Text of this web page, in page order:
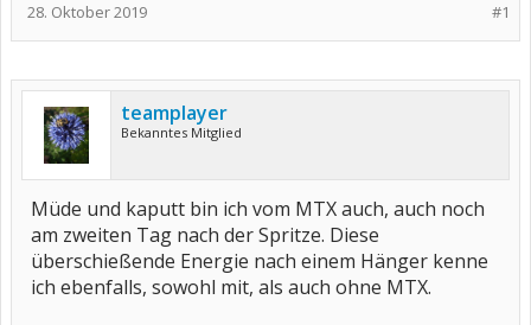
#1
28. Oktober 2019
teamplayer
Bekanntes Mitglied
Müde und kaputt bin ich vom MTX auch, auch noch
am zweiten Tag nach der Spritze. Diese
überschießende Energie nach einem Hänger kenne
ich ebenfalls, sowohl mit, als auch ohne MTX.